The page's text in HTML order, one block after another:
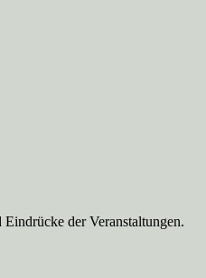
der Veranstaltungen.